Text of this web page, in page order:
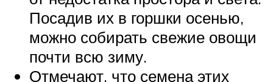
Посадив их в горшки осенью,
можно собирать свежие овощи
почти всю зиму.
Отмечают, что семена этих